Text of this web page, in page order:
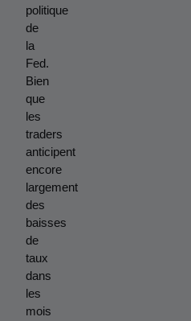
politique
de
la
Fed.
Bien
que
les
traders
anticipent
encore
largement
des
baisses
de
taux
dans
les
mois